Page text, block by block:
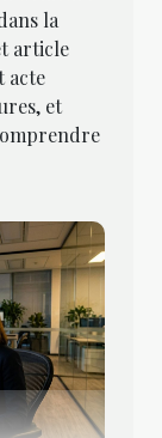
la
article
acte
et